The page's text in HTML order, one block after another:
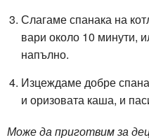
Слагаме спанака на
вари около 10 минути,
напълно.
Изцеждаме добре
и оризовата каша, и
Може да приготвим за